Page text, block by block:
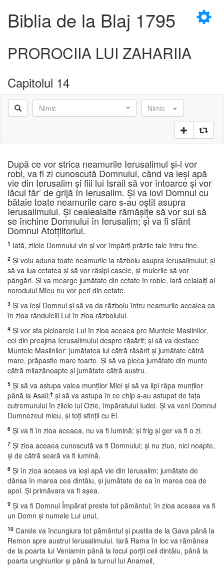
×
Biblia de la Blaj 1795
PROROCIIA LUI ZAHARIIA
Capitolul 14
Nimic Nimic
După ce vor strica neamurile Ierusalimul şi-l vor
robi, va fi zi cunoscută Domnului, când va ieşi apă
vie din Ierusalim şi fiii lui Israil să vor întoarce şi vor
lăcui făr’ de grijă în Ierusalim. Şi va lovi Domnul cu
bătaie toate neamurile care s-au oştit asupra
Ierusalimului. Şi cealealalte rămăşiţe să vor sui să
se închine Domnului în Ierusalim; şi va fi sfânt
Domnul Atotţiitoriul.
1 Iată, zilele Domnului vin şi vor împărţi prăzile tale întru tine.
2 Şi voiu aduna toate neamurile la războiu asupra Ierusalimului; şi
să va lua cetatea şi să vor râsipi casele, şi muierile să vor
pângări. Şi va mearge jumătate din cetate în robie, iară ceialalţi ai
norodului Mieu nu vor peri din cetate.
3 Şi va ieşi Domnul şi să va da războiu întru neamurile acealea ca
în zioa rânduielii Lui în zioa războiului.
4 Şi vor sta picioarele Lui în zioa aceaea pre Muntele Maslinilor,
cel din preajma Ierusalimului despre răsărit; şi să va desface
Muntele Maslinilor: jumătatea lui cătră răsărit şi jumătate cătră
mare, prăpastie mare foarte. Şi să va pleca jumătate din munte
cătră miiazănoapte şi jumătate cătră austru.
5 Şi să va astupa valea munţilor Miei şi să va lipi râpa munţilor
până la Asail;† şi să va astupa în ce chip s-au astupat de faţa
cutremurului în zilele lui Ozie, împăratului Iudei. Şi va veni Domnul
Dumnezeul mieu, şi toţi sfinţii cu El.
6 Şi va fi în zioa aceaea, nu va fi lumină; şi frig şi ger va fi o zi.
7 Şi zioa aceaea cunoscută va fi Domnului; şi nu ziuo, nici noapte,
şi de cătră seară va fi lumină.
8 Şi în zioa aceaea va ieşi apă vie din Ierusalim; jumătate de
dânsa în marea cea dintâiu, şi jumătate de ea în marea cea de
apoi. Şi primăvara va fi aşea.
9 Şi va fi Domnul Împărat preste tot pământul; în zioa aceaea va fi
un Domn şi numele Lui unul,
10 Carele va încungiura tot pământul şi pustiia de la Gava până la
Remon spre austrul Ierusalimului. Iară Rama în loc va rămânea
de la poarta lui Veniamin până la locul porţii ceii dintâiu, până la
poarta unghiurilor şi până la turnul lui Anameil,